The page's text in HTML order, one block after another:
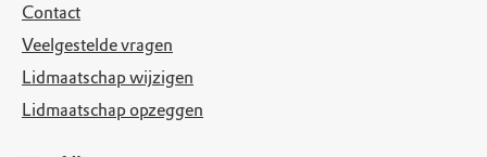
Contact
Veelgestelde vragen
Lidmaatschap wijzigen
Lidmaatschap opzeggen